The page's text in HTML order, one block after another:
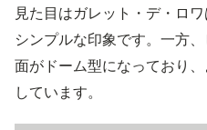
見た目はガレット・デ・ロ
シンプルな印象です。一方
面がドーム型になっており
しています。